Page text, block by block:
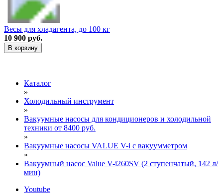
Весы для хладагента, до 100 кг
10 900 руб.
В корзину
Каталог
»
Холодильный инструмент
»
Вакуумные насосы для кондиционеров и холодильной
техники от 8400 руб.
»
Вакуумные насосы VALUE V-i с вакуумметром
»
Вакуумный насос Value V-i260SV (2 ступенчатый, 142 л/
мин)
Youtube